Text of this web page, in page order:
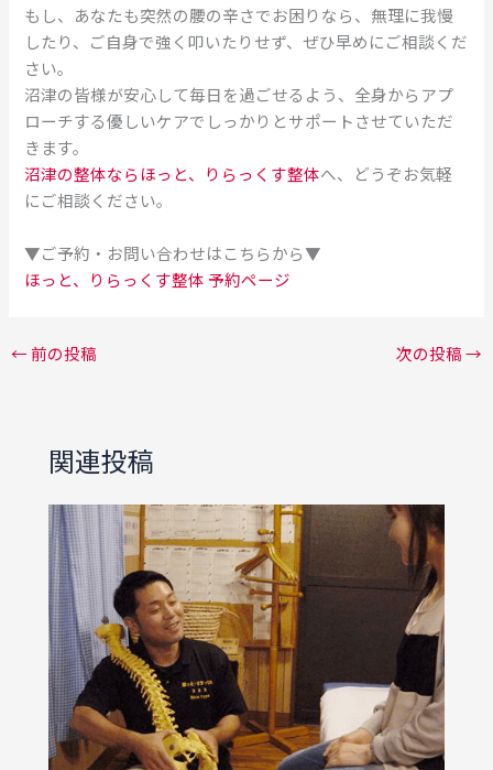
もし、あなたも突然の腰の辛さでお困りなら、無理に我慢
したり、ご自身で強く叩いたりせず、ぜひ早めにご相談くだ
さい。
沼津の皆様が安心して毎日を過ごせるよう、全身からアプ
ローチする優しいケアでしっかりとサポートさせていただ
きます。
沼津の整体ならほっと、りらっくす整体へ、どうぞお気軽
にご相談ください。
▼ご予約・お問い合わせはこちらから▼
ほっと、りらっくす整体 予約ページ
← 前の投稿 次の投稿→
関連投稿